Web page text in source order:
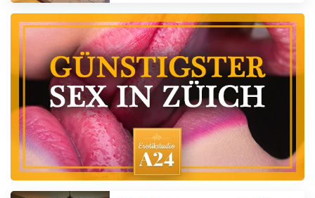
appartements bien entretenus.
Situation centrale et possibilités de
reven
PUBLICITÉ